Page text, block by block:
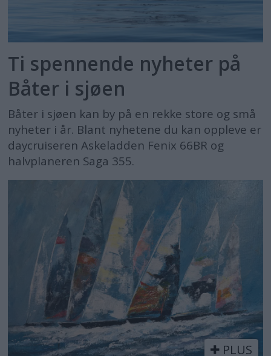
Ti spennende nyheter på
Båter i sjøen
Båter i sjøen kan by på en rekke store og små
nyheter i år. Blant nyhetene du kan oppleve er
daycruiseren Askeladden Fenix 66BR og
halvplaneren Saga 355.
PLUS